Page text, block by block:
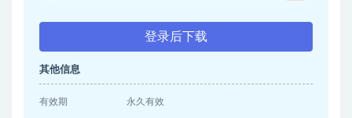
登录后下载
其他信息
有效期 永久有效